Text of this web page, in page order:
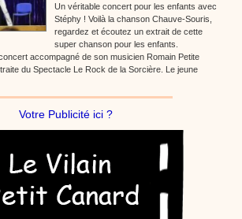
Un véritable concert pour les enfants avec
Stéphy ! Voilà la chanson Chauve-Souris,
regardez et écoutez un extrait de cette
super chanson pour les enfants.
accompagné de son musicien Romain Petite
du Spectacle Le Rock de la Sorcière. Le jeune
Votre Publicité ici ?